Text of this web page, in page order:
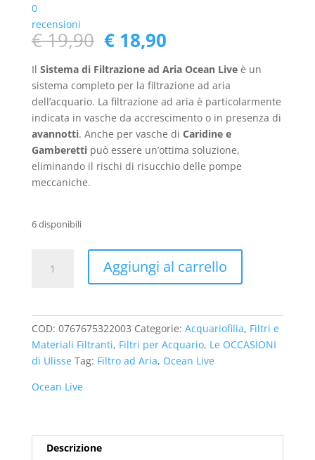
0
recensioni
€19,90 Il
prezzo
originale
era:
€ 19,90.
€18,90Il
attuale
è:
€ 18,90.
Il Sistema di Filtrazione ad Aria Ocean Liveè un
sistema completo per la filtrazione ad aria
dell’acquario. La filtrazione ad aria è particolarmente
indicata in vasche da accrescimento o in presenza di
avannotti. Anche per vasche di Caridine e
Gamberettipuò essere un’ottima soluzione,
eliminando il rischi di risucchio delle pompe
meccaniche.
6 disponibili
Ocean
Live
Aggiungi al carrello
COD: 0767675322003 Categorie: Acquariofilia, Filtri e
Materiali Filtranti, Filtri per Acquario, Le OCCASIONI
di Ulisse Tag: Filtro ad Aria, Ocean Live
Ocean Live
Descrizione